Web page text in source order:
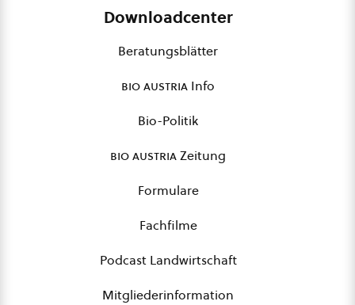
Downloadcenter
Beratungsblätter
bio austria Info
Bio-Politik
bio austriaZeitung
Formulare
Fachfilme
Podcast Landwirtschaft
Mitgliederinformation